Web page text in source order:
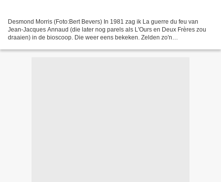
Desmond Morris (Foto:Bert Bevers) In 1981 zag ik La guerre du feu van
Jean-Jacques Annaud (die later nog parels als L'Ours en Deux Frères zou
draaien) in de bioscoop. Die weer eens bekeken. Zelden zo'n